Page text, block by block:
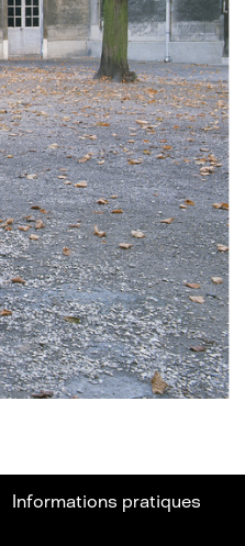
Informations pratiques